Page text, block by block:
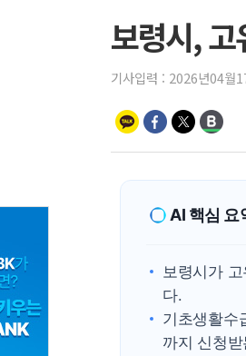
보령시,
기사입력 : 2026년04월
AI 핵심 요
보령시가
다.
기초생활수
까지 신청